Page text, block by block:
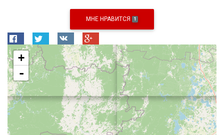
МНЕ НРАВИТСЯ 1
+
-